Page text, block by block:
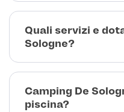
Quali servizi e
Sologne?
Camping De
piscina?